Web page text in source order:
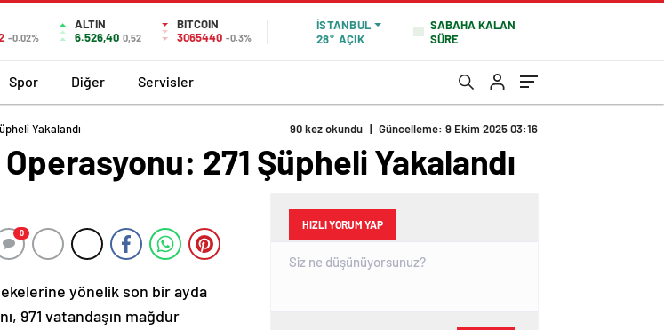
-0.02%
ALTIN
6.526,40 0,52
BITCOIN
3065440 -0.3%
İSTANBUL
28° AÇIK
SABAHA KALAN
SÜRE
Spor Diğer Servisler
Yakalandı 90 kez okundu | Güncelleme: 9 Ekim 2025 03:16
Operasyonu: 271 Şüpheli Yakalandı
0
yönelik son bir ayda
971 vatandaşın mağdur
HIZLI YORUM YAP